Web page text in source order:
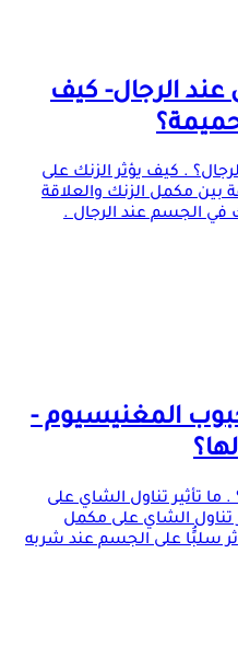
عند الرجال- كيف
. كيف يؤثر الزنك على
بين مكمل الزنك والعلاقة
في الجسم عند الرجال .
المغنيسيوم -
تأثير تناول الشاي على
تناول الشاي على مكمل
سلبًُا على الجسم عند شربه